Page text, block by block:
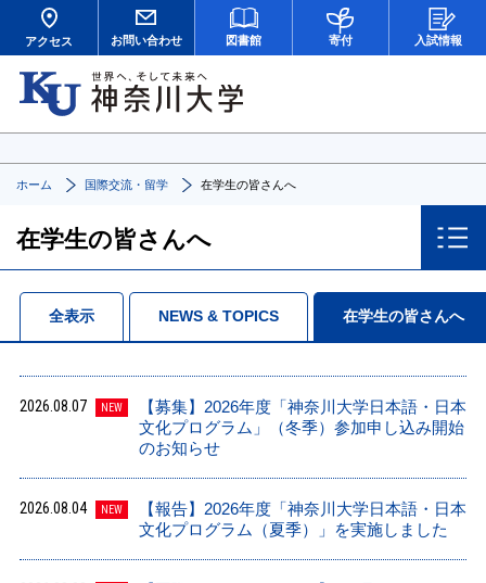
アクセス お問い合わせ 図書館 寄付 入試情報
ホーム 国際交流・留学 在学生の皆さんへ
在学生の皆さんへ
全表示 NEWS & TOPICS 在学生の皆さんへ
2026.08.07 NEW
【募集】2026年度「神奈川大学日本語・日本
文化プログラム」（冬季）参加申し込み開始
のお知らせ
2026.08.04 NEW
【報告】2026年度「神奈川大学日本語・日本
文化プログラム（夏季）」を実施しました